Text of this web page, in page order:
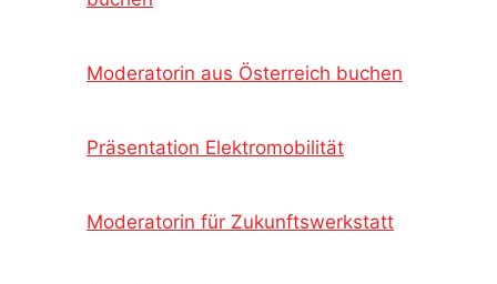
Moderatorin aus Österreich buchen
Präsentation Elektromobilität
Moderatorin für Zukunftswerkstatt